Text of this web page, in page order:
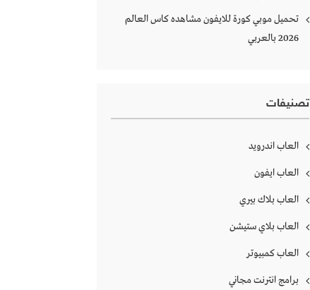
تحميل موبي كورة للايفون مشاهده كاس العالم
2026 بالعربي
تصنيفات
العاب اندرويد
العاب ايفون
العاب بلاك بيري
العاب بلاي ستيشن
العاب كمبيوتر
برامج انترنت مجاني